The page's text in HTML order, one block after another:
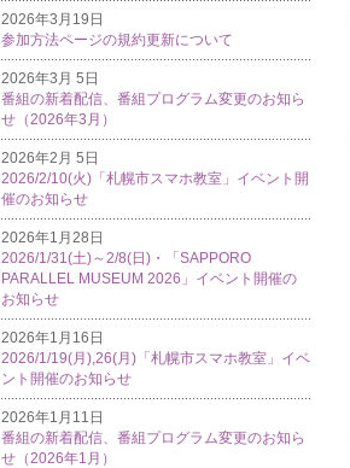
2026年3月19日
参加方法ページの規約更新について
2026年3月 5日
番組の新着配信、番組プログラム変更のお知ら
せ（2026年3月）
2026年2月 5日
2026/2/10(火)「札幌市スマホ教室」イベント開
催のお知らせ
2026年1月28日
2026/1/31(土)～2/8(日)・「SAPPORO
PARALLEL MUSEUM 2026」イベント開催の
お知らせ
2026年1月16日
2026/1/19(月),26(月)「札幌市スマホ教室」イベ
ント開催のお知らせ
2026年1月11日
番組の新着配信、番組プログラム変更のお知ら
せ（2026年1月）